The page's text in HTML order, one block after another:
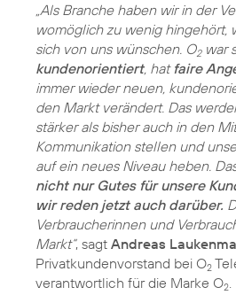
„Als Branche haben wir in der
womöglich zu wenig hingehört,
sich von uns wünschen. O2war
kundenorientiert, hatfaire
immer wieder neuen,
den Markt verändert. Das
stärker als bisher auch in den
Kommunikation stellen und
auf ein neues Niveau heben.
nicht nur Gutes für unsere
wir reden jetzt auch darüber.
Verbraucherinnen und
Markt“, sagt Andreas
Privatkundenvorstand bei O2
verantwortlich für die Marke O2.